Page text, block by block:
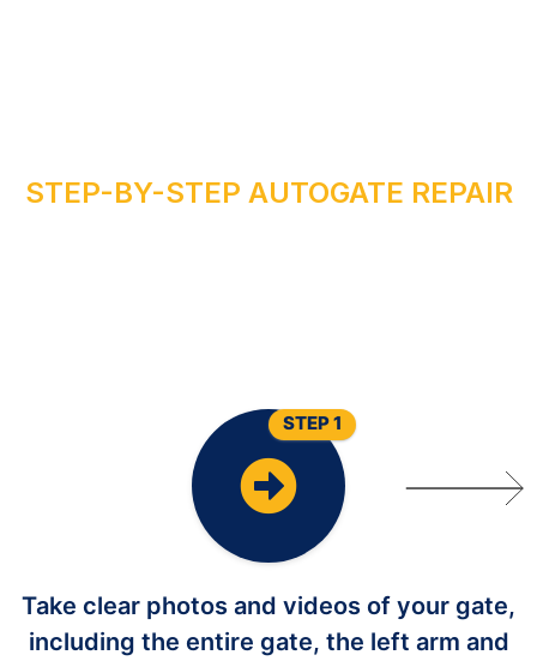
STEP-BY-STEP AUTOGATE REPAIR
Take clear photos and videos of your gate,
including the entire gate, the left arm and
STEP 1